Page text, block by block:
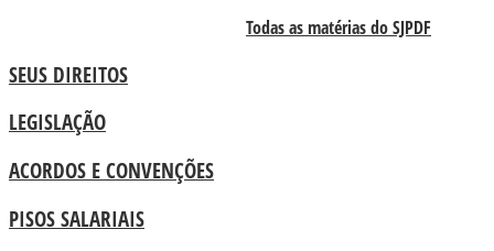
Todas as matérias do SJPDF
SEUS DIREITOS
LEGISLAÇÃO
ACORDOS E CONVENÇÕES
PISOS SALARIAIS